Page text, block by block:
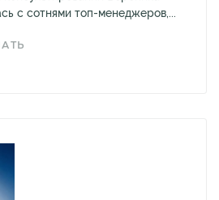
с сотнями топ-менеджеров,...